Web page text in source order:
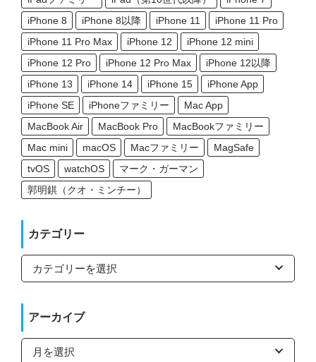
iPhone 8
iPhone 8以降 iPhone 11
iPhone 11 Pro
iPhone 11 Pro Max
iPhone 12
iPhone 12 mini
iPhone 12 Pro
iPhone 12 Pro Max
iPhone 12以降
iPhone 13
iPhone 14 iPhone 15
iPhone App
iPhone SE
iPhoneファミリー
Mac App
MacBook Air
MacBook Pro
MacBookファミリー
Mac mini
macOS Macファミリー
MagSafe
tvOS
watchOS
マーク・ガーマン
郭明錤（クオ・ミンチー）
カテゴリー
カ
ゴ
ー
アーカイブ
ア